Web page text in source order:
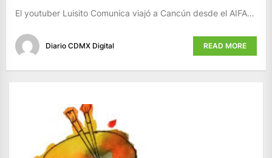
El youtuber Luisito Comunica viajó a Cancún desde el AIFA…
Diario CDMX Digital READ MORE